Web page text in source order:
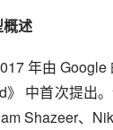
述
年由
》 中首次提出
Shazeer、